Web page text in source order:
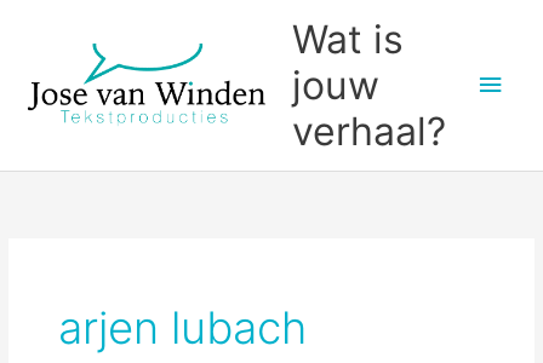
inhoud
Wat is
jouw
verhaal?
arjen lubach